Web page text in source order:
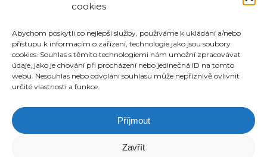
cookies
Abychom poskytli co nejlepší služby, používáme k ukládání a/nebo
přístupu k informacím o zařízení, technologie jako jsou soubory
cookies. Souhlas s těmito technologiemi nám umožní zpracovávat
údaje, jako je chování při procházení nebo jedinečná ID na tomto
webu. Nesouhlas nebo odvolání souhlasu může nepříznivě ovlivnit
určité vlastnosti a funkce.
Příjmout
Zavřít
SLUŽBY O NÁS
BLOG NÁVODY